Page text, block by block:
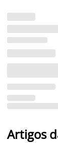
Artigos